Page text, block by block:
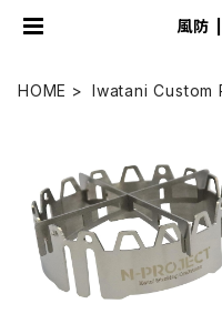
風
HOME Iwatani Custom